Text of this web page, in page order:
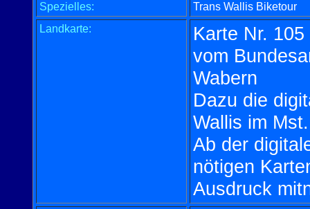
Spezielles:
Trans Wallis Biketour
Landkarte:
Karte Nr.
vom
Wabern
Dazu die
Wallis im
Ab der
nötigen
Ausdruck